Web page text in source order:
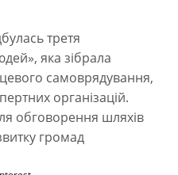
третя
яка зібрала
самоврядування,
організацій.
обговорення шляхів
громад